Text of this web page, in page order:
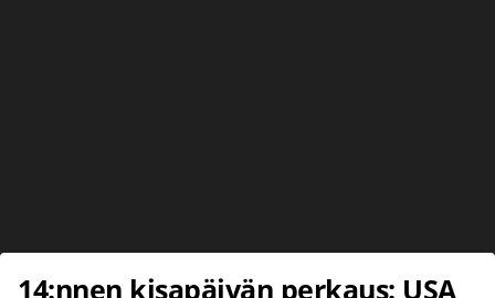
14:nnen kisapäivän perkaus: USA